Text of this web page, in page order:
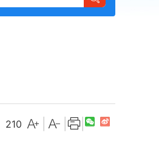
210